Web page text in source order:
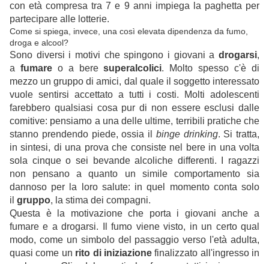
con età compresa tra 7 e 9 anni impiega la paghetta per
partecipare alle lotterie.
Come si spiega, invece, una così elevata dipendenza da fumo,
droga e alcool?
Sono diversi i motivi che spingono i giovani a drogarsi,
a fumareo a beresuperalcolici. Molto spesso c'è di
mezzo un gruppo di amici, dal quale il soggetto interessato
vuole sentirsi accettato a tutti i costi. Molti adolescenti
farebbero qualsiasi cosa pur di non essere esclusi dalle
comitive: pensiamo a una delle ultime, terribili pratiche che
stanno prendendo piede, ossia il binge drinking. Si tratta,
in sintesi, di una prova che consiste nel bere in una volta
sola cinque o sei bevande alcoliche differenti. I ragazzi
non pensano a quanto un simile comportamento sia
dannoso per la loro salute: in quel momento conta solo
il gruppo, la stima dei compagni.
Questa è la motivazione che porta i giovani anche a
fumare e a drogarsi. Il fumo viene visto, in un certo qual
modo, come un simbolo del passaggio verso l'età adulta,
quasi come un rito di iniziazionefinalizzato all'ingresso in